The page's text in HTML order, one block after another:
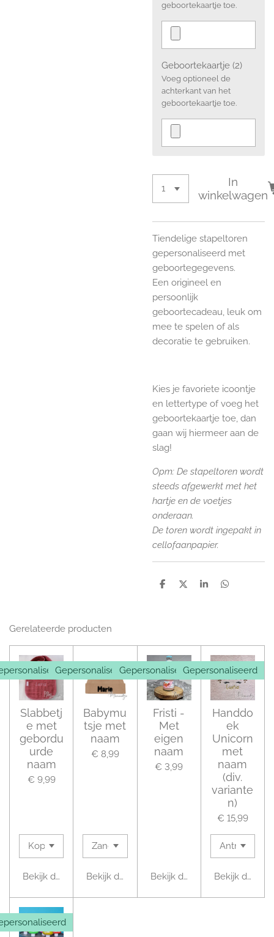
geboortekaartje toe.
Geboortekaartje (2)
Voeg optioneel de
achterkant van het
geboortekaartje toe.
In
winkelwagen
Tiendelige stapeltoren
gepersonaliseerd met
geboortegegevens.
Een origineel en
persoonlijk
geboortecadeau, leuk om
mee te spelen of als
decoratie te gebruiken.
Kies je favoriete icoontje
en lettertype of voeg het
geboortekaartje toe, dan
gaan wij hiermeer aan de
slag!
Opm: De stapeltoren wordt
steeds afgewerkt met het
hartje en de voetjes
onderaan.
De toren wordt ingepakt in
cellofaanpapier.
D
D
S
D
Gerelateerde producten
Slabbetj
e met
gebordu
urde
naam
€ 9,99
Bekijk details
Gepersonaliseerd
Babymu
tsje met
naam
€ 8,99
Bekijk details
Gepersonaliseerd
Fristi -
Met
eigen
naam
€ 3,99
Bekijk details
Gepersonaliseerd
Handdo
ek
Unicorn
met
naam
(div.
variante
n)
€ 15,99
Bekijk details